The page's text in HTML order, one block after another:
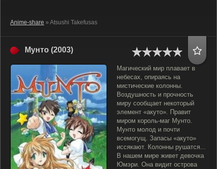
Anime-share » Atsushi Takefusas
Мунто (2003)
Магический мир плавает в
небесах, опираясь на
мистические колонны.
Воздушность и прочность
миру сообщает некоторый
элемент «акуто». Правит
миром король-маг Мунто.
Мунто молод и почти
всемогущ. Запасы «акуто»
иссякают. Колонны рушатся...
В нашем мире живет девочка
Юмэри. Она видит острова